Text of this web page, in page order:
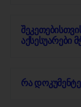
აქსესუარები
რა